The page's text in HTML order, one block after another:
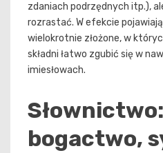
zdaniach podrzędnych itp.),
rozrastać. W efekcie
wielokrotnie złożone, w
składni łatwo zgubić się w
imiesłowach.
Słownictwo:
bogactwo,